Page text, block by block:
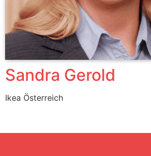
Sandra Gerold
Ikea Österreich